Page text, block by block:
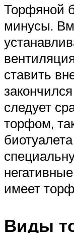
Торфяной
минусы.
ставить
следует
торфом,
имеет
Виды